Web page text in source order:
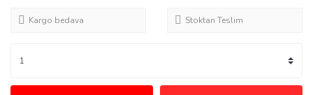
Kargo bedava Stoktan Teslim